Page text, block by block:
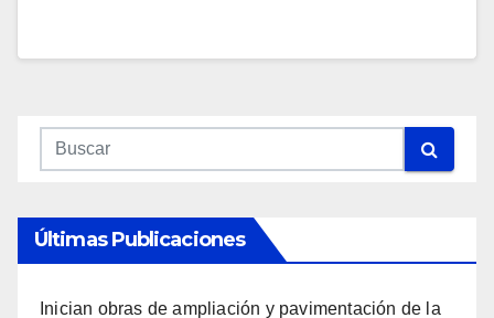
Últimas Publicaciones
Inician obras de ampliación y pavimentación de la